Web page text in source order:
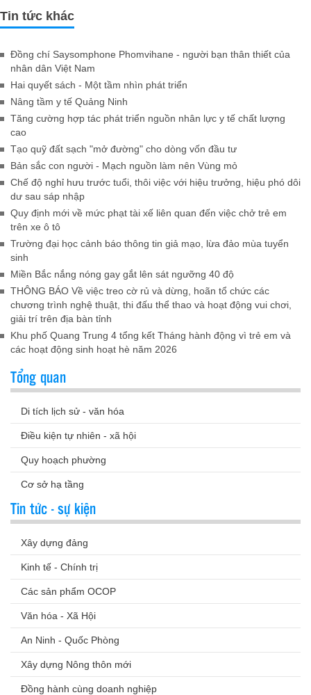
Tin tức khác
Đồng chí Saysomphone Phomvihane - người bạn thân thiết của
nhân dân Việt Nam
Hai quyết sách - Một tầm nhìn phát triển
Nâng tầm y tế Quảng Ninh
Tăng cường hợp tác phát triển nguồn nhân lực y tế chất lượng
cao
Tạo quỹ đất sạch "mở đường" cho dòng vốn đầu tư
Bản sắc con người - Mạch nguồn làm nên Vùng mỏ
Chế độ nghỉ hưu trước tuổi, thôi việc với hiệu trưởng, hiệu phó dôi
dư sau sáp nhập
Quy định mới về mức phạt tài xế liên quan đến việc chở trẻ em
trên xe ô tô
Trường đại học cảnh báo thông tin giả mạo, lừa đảo mùa tuyển
sinh
Miền Bắc nắng nóng gay gắt lên sát ngưỡng 40 độ
THÔNG BÁO Về việc treo cờ rủ và dừng, hoãn tổ chức các
chương trình nghệ thuật, thi đấu thể thao và hoạt động vui chơi,
giải trí trên địa bàn tỉnh
Khu phố Quang Trung 4 tổng kết Tháng hành động vì trẻ em và
các hoạt động sinh hoạt hè năm 2026
Tổng quan
Di tích lịch sử - văn hóa
Điều kiện tự nhiên - xã hội
Quy hoạch phường
Cơ sở hạ tầng
Tin tức - sự kiện
Xây dựng đảng
Kinh tế - Chính trị
Các sản phẩm OCOP
Văn hóa - Xã Hội
An Ninh - Quốc Phòng
Xây dựng Nông thôn mới
Đồng hành cùng doanh nghiệp